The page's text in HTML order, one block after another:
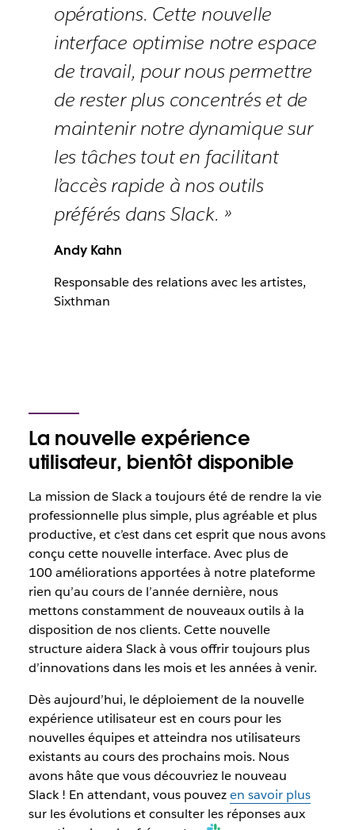
opérations. Cette nouvelle
interface optimise notre espace
de travail, pour nous permettre
de rester plus concentrés et de
maintenir notre dynamique sur
les tâches tout en facilitant
l’accès rapide à nos outils
préférés dans Slack. »
Andy Kahn
Responsable des relations avec les artistes,
Sixthman
La nouvelle expérience
utilisateur, bientôt disponible
La mission de Slack a toujours été de rendre la vie
professionnelle plus simple, plus agréable et plus
productive, et c’est dans cet esprit que nous avons
conçu cette nouvelle interface. Avec plus de
100 améliorations apportées à notre plateforme
rien qu’au cours de l’année dernière, nous
mettons constamment de nouveaux outils à la
disposition de nos clients. Cette nouvelle
structure aidera Slack à vous offrir toujours plus
d’innovations dans les mois et les années à venir.
Dès aujourd’hui, le déploiement de la nouvelle
expérience utilisateur est en cours pour les
nouvelles équipes et atteindra nos utilisateurs
existants au cours des prochains mois. Nous
avons hâte que vous découvriez le nouveau
Slack ! En attendant, vous pouvezen savoir plus
sur les évolutions et consulter les réponses aux